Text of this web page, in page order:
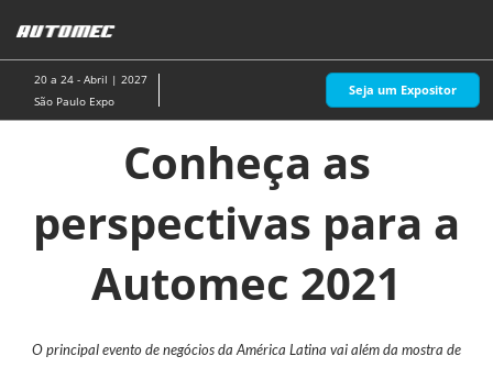
para
o
conteúdo
20 a 24 - Abril | 2027
São Paulo Expo
Seja um Expositor
Conheça as
perspectivas para a
Automec 2021
O principal evento de negócios da América Latina vai além da mostra de